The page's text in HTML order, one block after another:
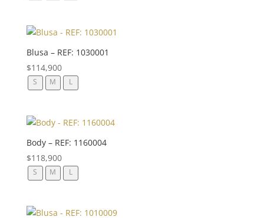
Blusa – REF: 1030001
$114,900
S M L
Body – REF: 1160004
$118,900
S M L